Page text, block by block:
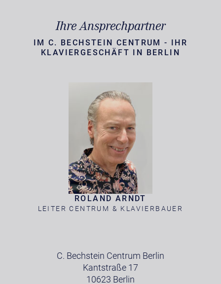
Ihre Ansprechpartner
IM C. BECHSTEIN CENTRUM - IHR
KLAVIERGESCHÄFT IN BERLIN
ROLAND ARNDT
LEITER CENTRUM & KLAVIERBAUER
C. Bechstein Centrum Berlin
Kantstraße 17
10623 Berlin